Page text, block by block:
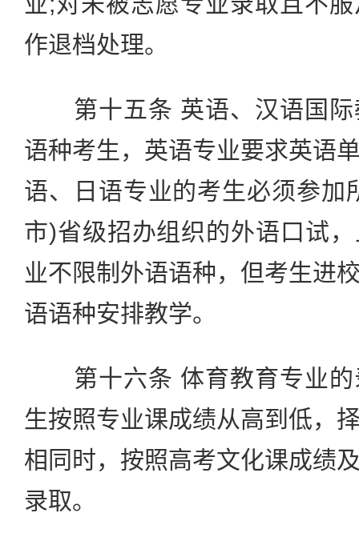
作退档处理。
第十五条 英语、汉语国际
语种考生，英语专业要求英语
语、日语专业的考生必须参加
市)省级招办组织的外语口试
业不限制外语语种，但考生进
语语种安排教学。
第十六条 体育教育专业的
生按照专业课成绩从高到低，
相同时，按照高考文化课成绩
录取。